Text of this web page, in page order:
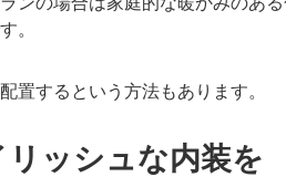
。
置するという方法もあります。
ッシュな内装を